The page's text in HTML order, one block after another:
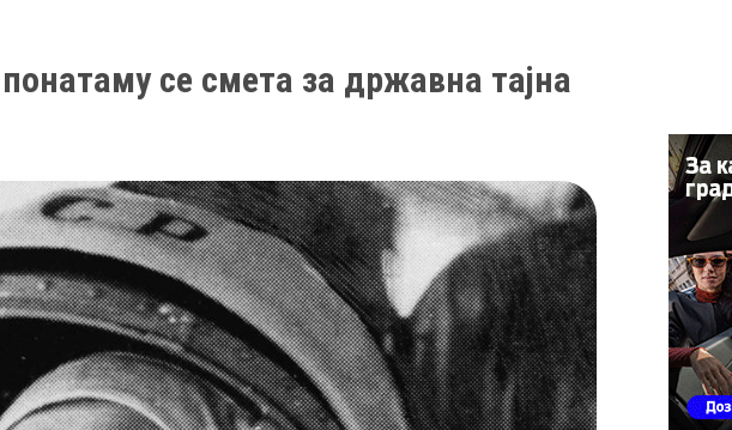
се смета за државна тајна